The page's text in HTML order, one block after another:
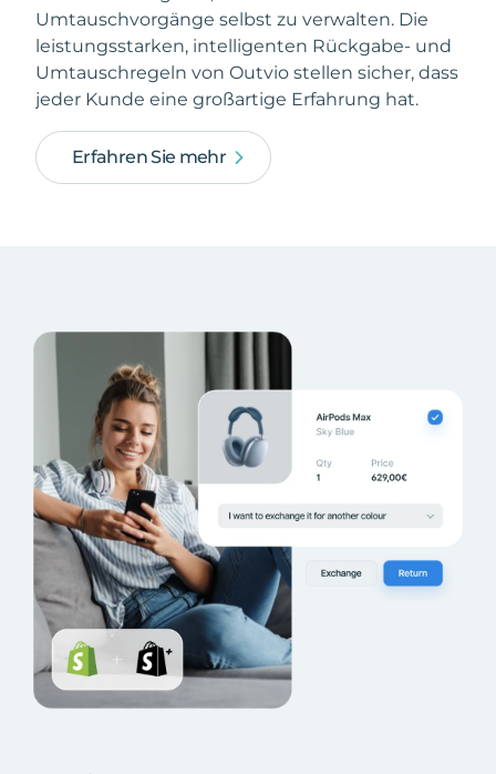
Umtauschvorgänge selbst zu verwalten. Die
leistungsstarken, intelligenten Rückgabe- und
Umtauschregeln von Outvio stellen sicher, dass
jeder Kunde eine großartige Erfahrung hat.
Erfahren Sie mehr